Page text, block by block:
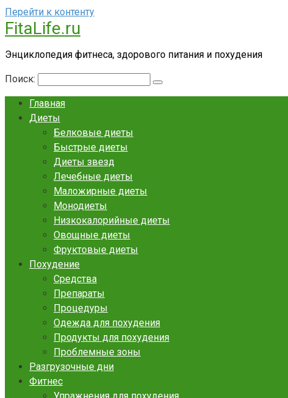
Перейти к контенту
FitaLife.ru
Энциклопедия фитнеса, здорового питания и похудения
Поиск:
Главная
Диеты
Белковые диеты
Быстрые диеты
Диеты звезд
Лечебные диеты
Маложирные диеты
Монодиеты
Низкокалорийные диеты
Овощные диеты
Фруктовые диеты
Похудение
Средства
Препараты
Процедуры
Одежда для похудения
Продукты для похудения
Проблемные зоны
Разгрузочные дни
Фитнес